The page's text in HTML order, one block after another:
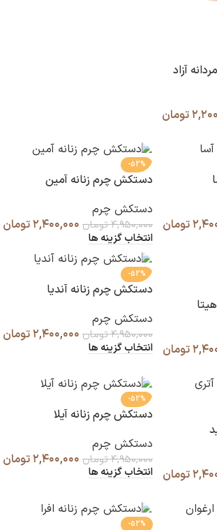
آزاد
تومان
تومان
-52%
دستکش چرم زنانه آمین
دستکش چرم
۴,۹۵۰,۰۰۰تومان ۲,۴۰۰,۰۰۰تومان
انتخاب گزینه ها
تومان
-52%
دستکش چرم زنانه آندیا
دستکش چرم
۴,۹۵۰,۰۰۰تومان ۲,۴۰۰,۰۰۰تومان
انتخاب گزینه ها
تومان
-52%
دستکش چرم زنانه آیلا
دستکش چرم
۴,۹۵۰,۰۰۰تومان ۲,۴۰۰,۰۰۰تومان
انتخاب گزینه ها
-52%